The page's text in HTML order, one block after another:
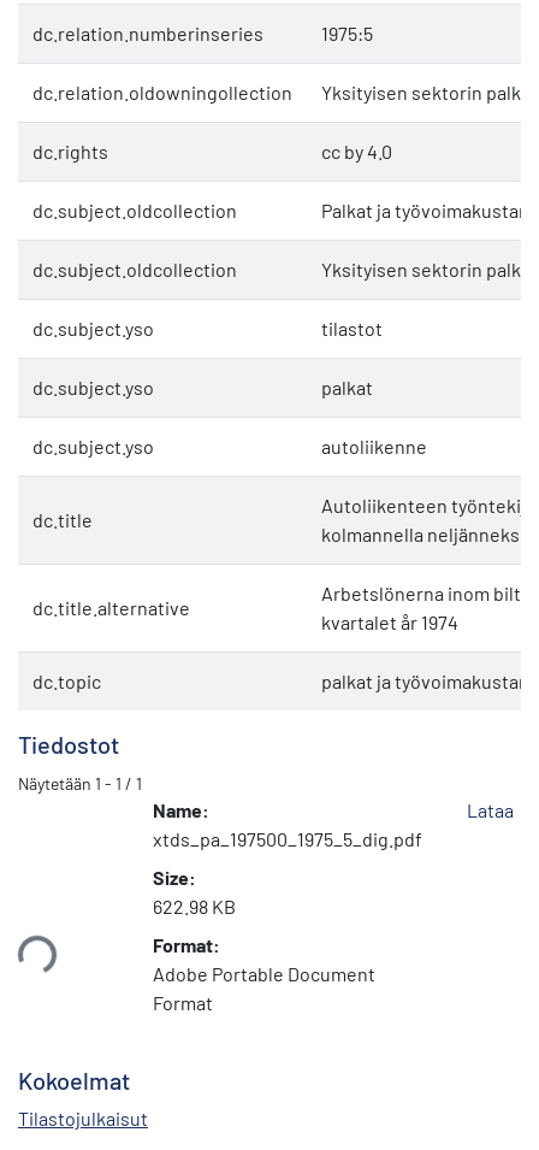
dc.relation.numberinseries 1975:5
dc.relation.oldowningollection Yksityisen sektorin palkat
dc.rights cc by 4.0
dc.subject.oldcollection Palkat ja
dc.subject.oldcollection Yksityisen sektorin palkat
dc.subject.yso tilastot
dc.subject.yso palkat
dc.subject.yso autoliikenne
dc.title
Autoliikenteen
kolmannella
dc.title.alternative
Arbetslönerna inom
kvartalet år 1974
dc.topic palkat ja
Tiedostot
Näytetään 1 - 1 / 1
Name:
xtds_pa_197500_1975_5_dig.pdf
Size:
622.98 KB
Format:
Adobe Portable Document
Format
Lataa
Kokoelmat
Tilastojulkaisut